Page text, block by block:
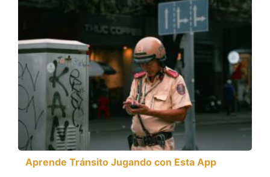
Aprende Tránsito Jugando con Esta App